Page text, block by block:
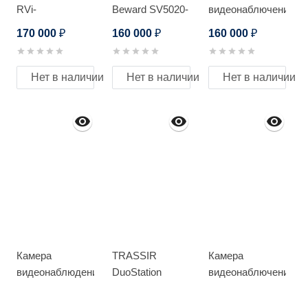
RVi-
170 000 ₽
Нет в наличии
Beward SV5020-
160 000₽
Нет в наличии
видеонаблючения
160 000 ₽
Нет в наличии
Камера
видеонаблюдения
TRASSIR
DuoStation
Камера
видеонаблючения